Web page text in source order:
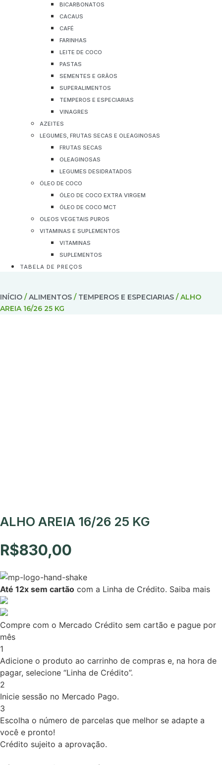
BICARBONATOS
CACAUS
CAFÉ
FARINHAS
LEITE DE COCO
PASTAS
SEMENTES E GRÃOS
SUPERALIMENTOS
TEMPEROS E ESPECIARIAS
VINAGRES
AZEITES
LEGUMES, FRUTAS SECAS E OLEAGINOSAS
FRUTAS SECAS
OLEAGINOSAS
LEGUMES DESIDRATADOS
ÓLEO DE COCO
ÓLEO DE COCO EXTRA VIRGEM
ÓLEO DE COCO MCT
OLEOS VEGETAIS PUROS
VITAMINAS E SUPLEMENTOS
VITAMINAS
SUPLEMENTOS
TABELA DE PREÇOS
INÍCIO /ALIMENTOS / TEMPEROS E ESPECIARIAS / ALHO
AREIA 16/26 25 KG
ALHO AREIA 16/26 25 KG
R$830,00
Até 12x sem cartão com a Linha de Crédito. Saiba mais
Compre com o Mercado Crédito sem cartão e pague por
mês
1
Adicione o produto ao carrinho de compras e, na hora de
pagar, selecione “Linha de Crédito”.
2
Inicie sessão no Mercado Pago.
3
Escolha o número de parcelas que melhor se adapte a
você e pronto!
Crédito sujeito a aprovação.